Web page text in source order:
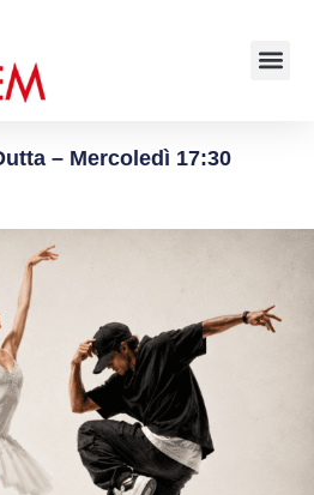
– Mercoledì 17:30